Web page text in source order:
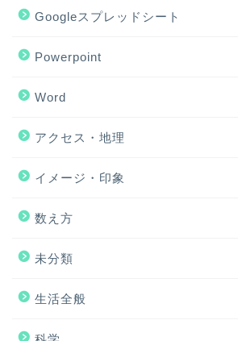
Googleスプレッドシート
Powerpoint
Word
アクセス・地理
イメージ・印象
数え方
未分類
生活全般